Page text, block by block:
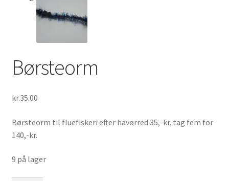
Børsteorm
kr.35.00
Børsteorm til fluefiskeri efter havørred 35,-kr. tag fem for
140,-kr.
9 på lager